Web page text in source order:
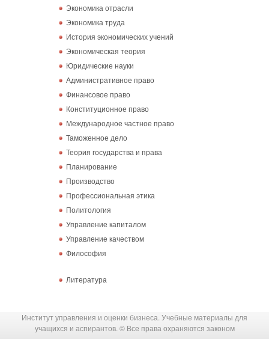
Экономика отрасли
Экономика труда
История экономических учений
Экономическая теория
Юридические науки
Административное право
Финансовое право
Конституционное право
Международное частное право
Таможенное дело
Теория государства и права
Планирование
Производство
Профессиональная этика
Политология
Управление капиталом
Управление качеством
Философия
Литература
Институт управления и оценки бизнеса. Учебные материалы для
учащихся и аспирантов. © Все права охраняются законом